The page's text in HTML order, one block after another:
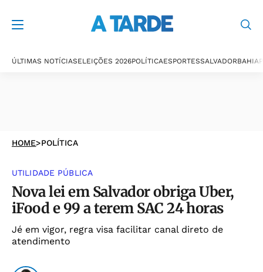
ÚLTIMAS NOTÍCIASELEIÇÕES 2026POLÍTICAESPORTESSALVADORBAHIA
HOME>POLÍTICA
UTILIDADE PÚBLICA
Nova lei em Salvador obriga Uber,
iFood e 99 a terem SAC 24 horas
Jé em vigor, regra visa facilitar canal direto de
atendimento